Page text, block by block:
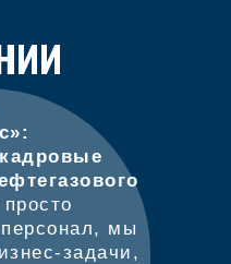
мы
задачи,